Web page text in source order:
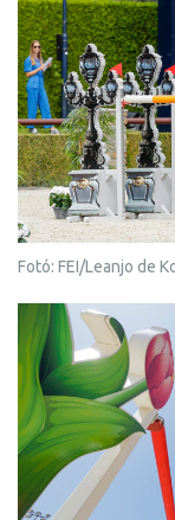
Fotó: FEI/Leanjo de